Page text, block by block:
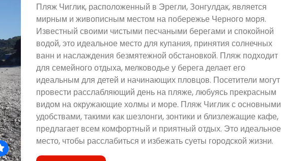
Пляж Чиглик, расположенный в Эрегли, Зонгулдак, является
мирным и живописным местом на побережье Черного моря.
Известный своими чистыми песчаными берегами и спокойной
водой, это идеальное место для купания, принятия солнечных
ванн и наслаждения безмятежной обстановкой. Пляж подходит
для семейного отдыха, мелководье у берега делает его
идеальным для детей и начинающих пловцов. Посетители могут
провести расслабляющий день на пляже, любуясь прекрасным
видом на окружающие холмы и море. Пляж Чиглик с основными
удобствами, такими как шезлонги, зонтики и близлежащие кафе,
предлагает всем комфортный и приятный отдых. Это идеальное
место, чтобы расслабиться и избежать суеты городской жизни.